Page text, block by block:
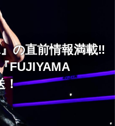
の直前情報満載‼︎
FUJIYAMA
！